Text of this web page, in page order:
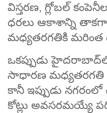
విస్తరణ, గ్లోబల్
ధరలు ఆకాశాన్ని
మధ్యతరగతికి మరింత
ఒకప్పుడు
సాధారణ మధ్యతరగతి
కానీ ఇప్పుడు
కోట్లు అవసరమయ్యే